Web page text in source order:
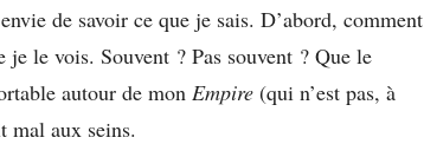
de savoir ce que je sais. D’abord, comment
le vois. Souvent ? Pas souvent ? Que le
autour de mon Empire (qui n’est pas, à
aux seins.